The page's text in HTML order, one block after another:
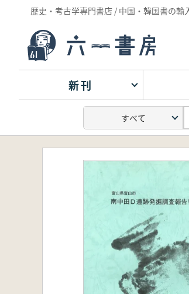
歴史・考古学専門書店 / 中国・韓国書の輸
新刊